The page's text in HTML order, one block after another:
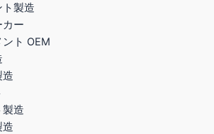
製造
ー
ト OEM
造
造
造